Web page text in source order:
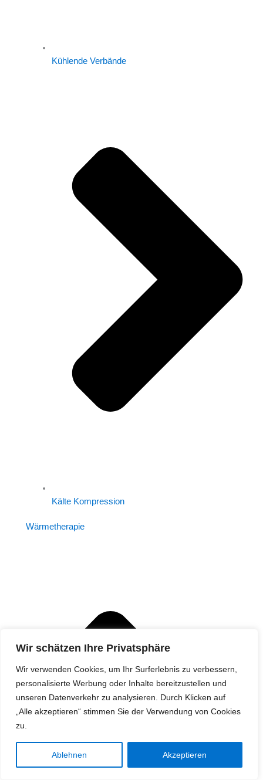
Wir schätzen Ihre Privatsphäre
Wir verwenden Cookies, um Ihr Surferlebnis zu verbessern,
personalisierte Werbung oder Inhalte bereitzustellen und
unseren Datenverkehr zu analysieren. Durch Klicken auf
„Alle akzeptieren“ stimmen Sie der Verwendung von Cookies
zu.
Ablehnen Akzeptieren
Kühlende Verbände
Kälte Kompression
Wärmetherapie